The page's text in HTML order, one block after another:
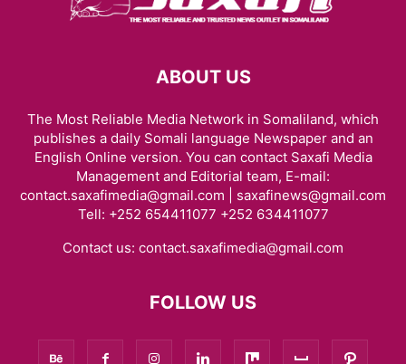
ABOUT US
The Most Reliable Media Network in Somaliland, which
publishes a daily Somali language Newspaper and an
English Online version. You can contact Saxafi Media
Management and Editorial team, E-mail:
contact.saxafimedia@gmail.com | saxafinews@gmail.com
Tell: +252 654411077 +252 634411077
Contact us: contact.saxafimedia@gmail.com
FOLLOW US